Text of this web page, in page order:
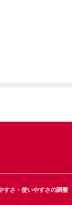
すさ・使いやすさの調整